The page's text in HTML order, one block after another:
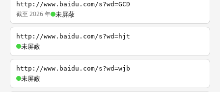
http://www.baidu.com/s?wd=GCD
截至 2026 年 未屏蔽
http://www.baidu.com/s?wd=hjt
未屏蔽
http://www.baidu.com/s?wd=wjb
未屏蔽